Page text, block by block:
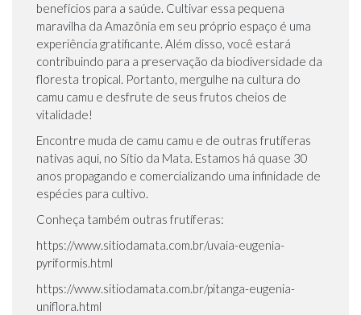
benefícios para a saúde. Cultivar essa pequena
maravilha da Amazônia em seu próprio espaço é uma
experiência gratificante. Além disso, você estará
contribuindo para a preservação da biodiversidade da
floresta tropical. Portanto, mergulhe na cultura do
camu camu e desfrute de seus frutos cheios de
vitalidade!
Encontre muda de camu camu e de outras frutíferas
nativas aqui, no Sítio da Mata. Estamos há quase 30
anos propagando e comercializando uma infinidade de
espécies para cultivo.
Conheça também outras frutíferas:
https://www.sitiodamata.com.br/uvaia-eugenia-
pyriformis.html
https://www.sitiodamata.com.br/pitanga-eugenia-
uniflora.html